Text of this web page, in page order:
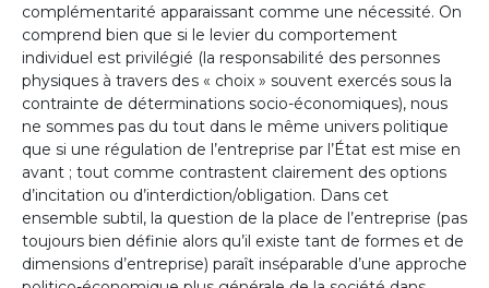
complémentarité apparaissant comme une nécessité. On
comprend bien que si le levier du comportement
individuel est privilégié (la responsabilité des personnes
physiques à travers des « choix » souvent exercés sous la
contrainte de déterminations socio-économiques), nous
ne sommes pas du tout dans le même univers politique
que si une régulation de l’entreprise par l’État est mise en
avant ; tout comme contrastent clairement des options
d’incitation ou d’interdiction/obligation. Dans cet
ensemble subtil, la question de la place de l’entreprise (pas
toujours bien définie alors qu’il existe tant de formes et de
dimensions d’entreprise) paraît inséparable d’une approche